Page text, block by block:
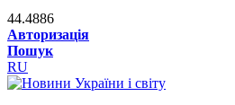
44.4886
Авторизація
Пошук
RU